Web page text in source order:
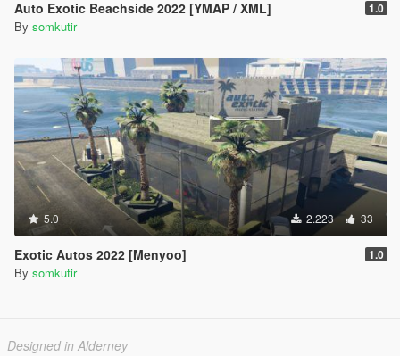
Auto Exotic Beachside 2022 [YMAP / XML] 1.0
By somkutir
5.0 2.223 33
Exotic Autos 2022 [Menyoo] 1.0
By somkutir
Designed in Alderney